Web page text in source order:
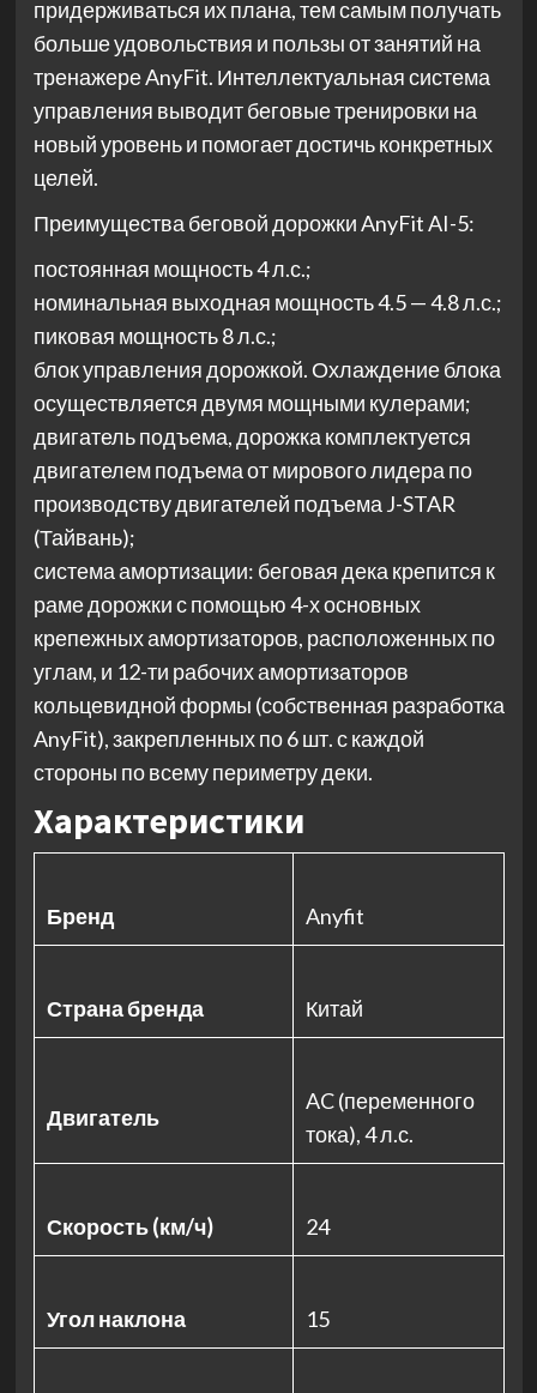
придерживаться их плана, тем самым получать
больше удовольствия и пользы от занятий на
тренажере AnyFit. Интеллектуальная система
управления выводит беговые тренировки на
новый уровень и помогает достичь конкретных
целей.
Преимущества беговой дорожки AnyFit AI-5:
постоянная мощность 4 л.с.;
номинальная выходная мощность 4.5 — 4.8 л.с.;
пиковая мощность 8 л.с.;
блок управления дорожкой. Охлаждение блока
осуществляется двумя мощными кулерами;
двигатель подъема, дорожка комплектуется
двигателем подъема от мирового лидера по
производству двигателей подъема J-STAR
(Тайвань);
система амортизации: беговая дека крепится к
раме дорожки с помощью 4-х основных
крепежных амортизаторов, расположенных по
углам, и 12-ти рабочих амортизаторов
кольцевидной формы (собственная разработка
AnyFit), закрепленных по 6 шт. с каждой
стороны по всему периметру деки.
Характеристики
Бренд Anyfit
Страна бренда Китай
Двигатель
AC (переменного
тока), 4 л.с.
Скорость (км/ч) 24
Угол наклона 15